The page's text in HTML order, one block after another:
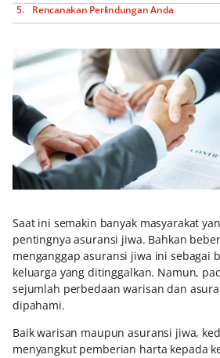
Rencanakan Perlindungan Anda
Saat ini semakin banyak masyarakat
pentingnya asuransi jiwa. Bahkan
menganggap asuransi jiwa ini sebagai
keluarga yang ditinggalkan. Namun,
sejumlah perbedaan warisan dan
dipahami.
Baik warisan maupun asuransi jiwa,
menyangkut pemberian harta kepada